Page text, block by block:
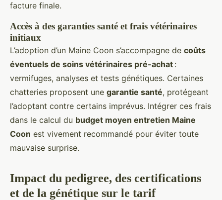
facture finale.
Accès à des garanties santé et frais vétérinaires
initiaux
L’adoption d’un Maine Coon s’accompagne de coûts
éventuels de soins vétérinaires pré-achat :
vermifuges, analyses et tests génétiques. Certaines
chatteries proposent une garantie santé, protégeant
l’adoptant contre certains imprévus. Intégrer ces frais
dans le calcul du budget moyen entretien Maine
Coon est vivement recommandé pour éviter toute
mauvaise surprise.
Impact du pedigree, des certifications
et de la génétique sur le tarif